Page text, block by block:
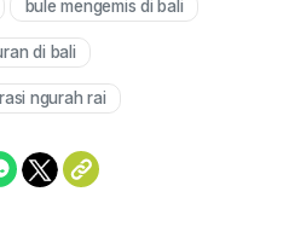
Mute
bule mengemis di bali
di bali
ngurah rai